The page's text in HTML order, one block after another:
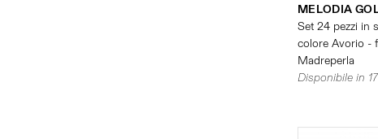
MELODIA
Set 24 pezzi in
colore Avorio -
Madreperla
Disponibile in